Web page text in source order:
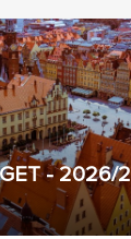
- 2026/